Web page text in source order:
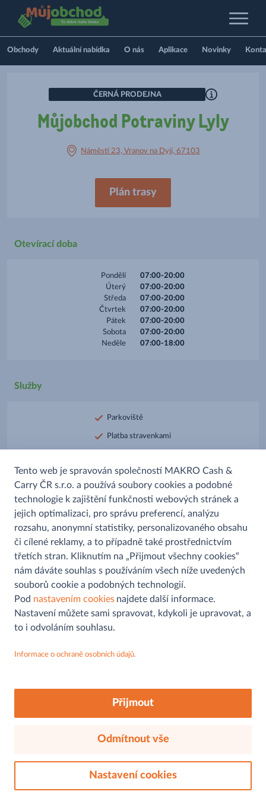
Obchody Aktuální nabídka O nás Aplikace Novinky
ČERNÁ PRODEJNA
Můjobchod Potraviny Lyly
Náměstí 23, Vranov na Dyjí, 67103
Plán trasy
Otevírací doba
Pondělí
Úterý
Středa
Čtvrtek
Pátek
Sobota
Neděle
07:00-20:00
07:00-20:00
07:00-20:00
07:00-20:00
07:00-20:00
07:00-20:00
07:00-18:00
Služby
Parkoviště
Platba stravenkami
Prodej alkoholu
Prodej uzenin
Rozpékané pečivo
Tento web je spravován společností MAKRO Cash &
Carry ČR s.r.o. a používá soubory cookies a podobné
technologie k zajištění funkčnosti webových stránek a
jejich optimalizaci, pro správu preferencí, analýzu
rozsahu, anonymní statistiky, personalizovaného obsahu
či cílené reklamy, a to případně také prostřednictvím
třetích stran. Kliknutím na „Přijmout všechny cookies“
nám dáváte souhlas s používáním všech níže uvedených
souborů cookie a podobných technologií.
Pod nastavením cookies najdete další informace.
Nastavení můžete sami spravovat, kdykoli je upravovat, a
to i odvoláním souhlasu.
Informace o ochraně osobních údajů.
Přijmout
Odmítnout vše
Nastavení cookies
Pomoc a informace
Kontaktní formulář
Můjobchod
Aplikace
Zaměstnání a kariéra
© 2026, mujobchod.cz. Všechna práva vyhrazena.
Ochrana osobních údajů